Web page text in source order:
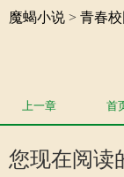
魔蝎小说 > 青春校
上一章 首
您现在阅读